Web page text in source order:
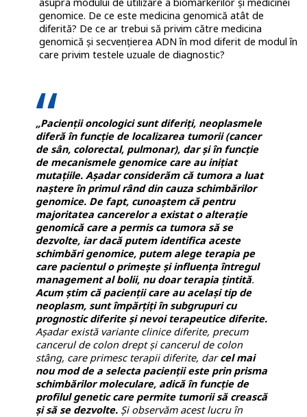
genomice. De ce este medicina genomică atât de
diferită? De ce ar trebui să privim către medicina
genomică și secvențierea ADN în mod diferit de modul în
care privim testele uzuale de diagnostic?
„Pacienții oncologici sunt diferiți, neoplasmele
diferă în funcție de localizarea tumorii (cancer
de sân, colorectal, pulmonar), dar și în funcție
de mecanismele genomice care au inițiat
mutațiile. Așadar considerăm că tumora a luat
naștere în primul rând din cauza schimbărilor
genomice. De fapt, cunoaștem că pentru
majoritatea cancerelor a existat o alterație
genomică care a permis ca tumora să se
dezvolte, iar dacă putem identifica aceste
schimbări genomice, putem alege terapia pe
care pacientul o primește și influența întregul
management al bolii, nu doar terapia țintită.
Acum știm că pacienții care au același tip de
neoplasm, sunt împărțiți în subgrupuri cu
prognostic diferite și nevoi terapeutice diferite.
Așadar există variante clinice diferite, precum
cancerul de colon drept și cancerul de colon
stâng, care primesc terapii diferite, darcel mai
nou mod de a selecta pacienții este prin prisma
schimbărilor moleculare, adică în funcție de
profilul genetic care permite tumorii să crească
și să se dezvolte.Și observăm acest lucru în